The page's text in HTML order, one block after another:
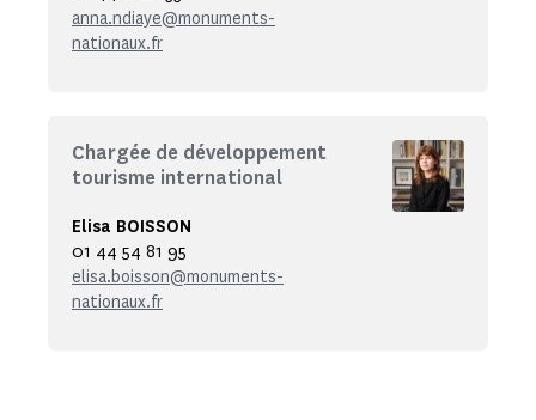
anna.ndiaye@monuments-
nationaux.fr
Chargée de développement
tourisme international
Elisa BOISSON
01 44 54 81 95
elisa.boisson@monuments-
nationaux.fr